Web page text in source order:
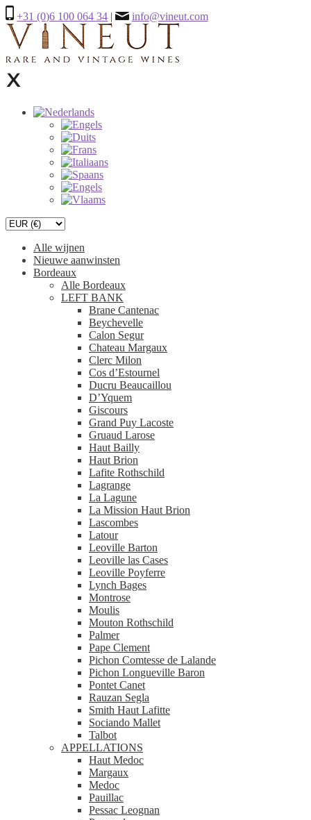
+31 (0)6 100 064 34 | info@vineut.com
Alle wijnen
Nieuwe aanwinsten
Bordeaux
Alle Bordeaux
LEFT BANK
Brane Cantenac
Beychevelle
Calon Segur
Chateau Margaux
Clerc Milon
Cos d’Estournel
Ducru Beaucaillou
D’Yquem
Giscours
Grand Puy Lacoste
Gruaud Larose
Haut Bailly
Haut Brion
Lafite Rothschild
Lagrange
La Lagune
La Mission Haut Brion
Lascombes
Latour
Leoville Barton
Leoville las Cases
Leoville Poyferre
Lynch Bages
Montrose
Moulis
Mouton Rothschild
Palmer
Pape Clement
Pichon Comtesse de Lalande
Pichon Longueville Baron
Pontet Canet
Rauzan Segla
Smith Haut Lafitte
Sociando Mallet
Talbot
APPELLATIONS
Haut Medoc
Margaux
Medoc
Pauillac
Pessac Leognan